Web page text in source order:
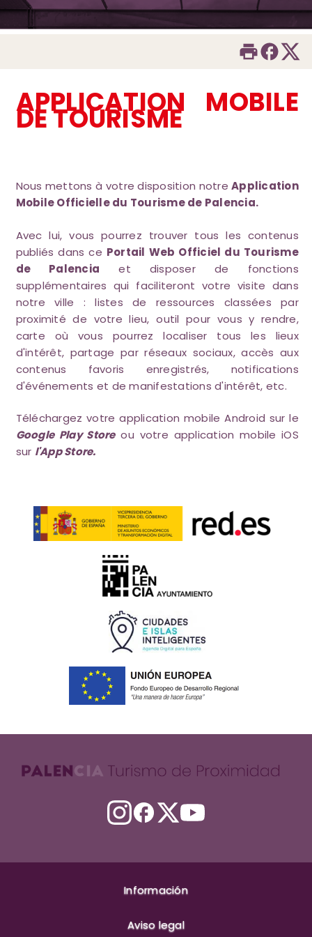
APPLICATION MOBILE
DE TOURISME
Nous mettons à votre disposition notreApplication
Mobile Officielle du Tourisme de Palencia.
Avec lui, vous pourrez trouver tous les contenus
publiés dans ce Portail Web Officiel du Tourisme
de Palencia et disposer de fonctions
supplémentaires qui faciliteront votre visite dans
notre ville : listes de ressources classées par
proximité de votre lieu, outil pour vous y rendre,
carte où vous pourrez localiser tous les lieux
d'intérêt, partage par réseaux sociaux, accès aux
contenus favoris enregistrés, notifications
d'événements et de manifestations d'intérêt, etc.
Téléchargez votre application mobile Android sur le
Google Play Storeou votre application mobile iOS
sur l'App Store.
Información
Aviso legal